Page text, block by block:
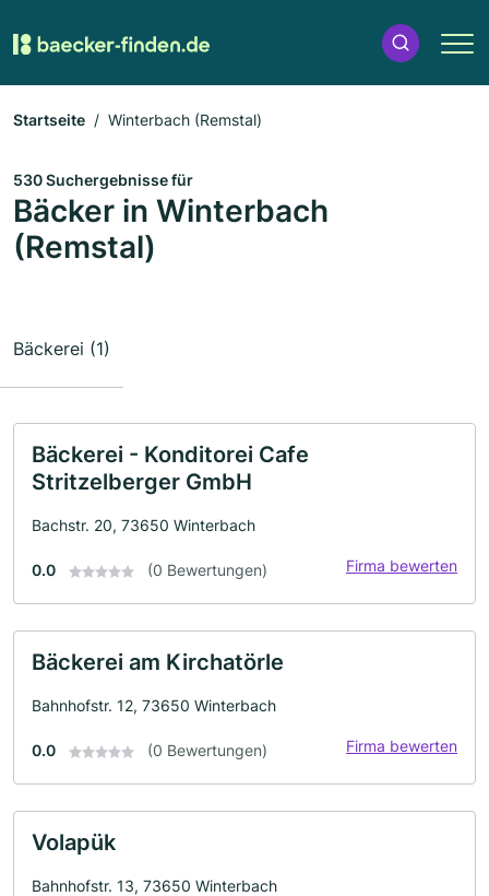
Startseite Winterbach (Remstal)
530 Suchergebnisse für
Bäcker in Winterbach
(Remstal)
Bäckerei (1)
Bäckerei - Konditorei Cafe
Stritzelberger GmbH
Bachstr. 20, 73650 Winterbach
0.0 (0 Bewertungen) Firma bewerten
Bäckerei am Kirchatörle
Bahnhofstr. 12, 73650 Winterbach
0.0 (0 Bewertungen) Firma bewerten
Volapük
Bahnhofstr. 13, 73650 Winterbach